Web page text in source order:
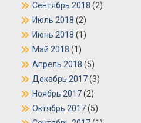
Сентябрь 2018 (2)
Июль 2018 (2)
Июнь 2018 (1)
Май 2018 (1)
Апрель 2018 (5)
Декабрь 2017(3)
Ноябрь 2017(2)
Октябрь 2017(5)